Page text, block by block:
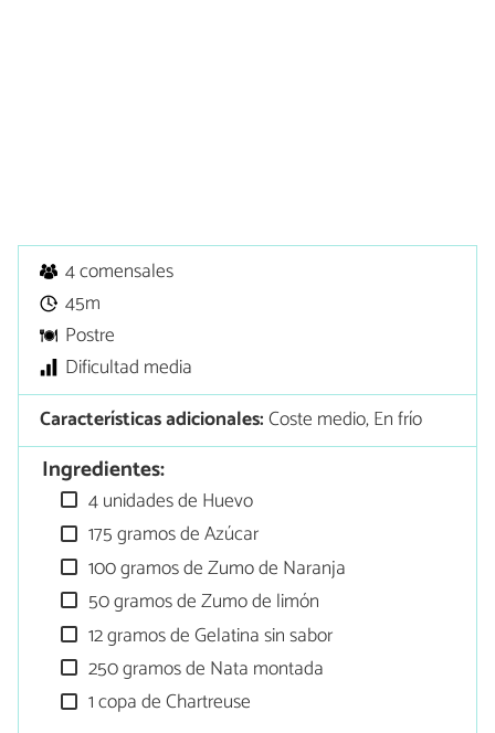
4 comensales
45m
Postre
Dificultad media
Características adicionales:Coste medio, En frío
Ingredientes:
4 unidades de Huevo
175 gramos de Azúcar
100 gramos de Zumo de Naranja
50 gramos de Zumo de limón
12 gramos de Gelatina sin sabor
250 gramos de Nata montada
1 copa de Chartreuse